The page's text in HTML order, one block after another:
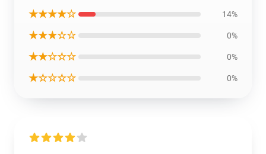
★★★★☆ 14%
★★★☆☆ 0%
★★☆☆☆ 0%
★☆☆☆☆ 0%